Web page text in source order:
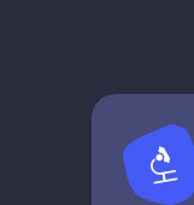
biotech